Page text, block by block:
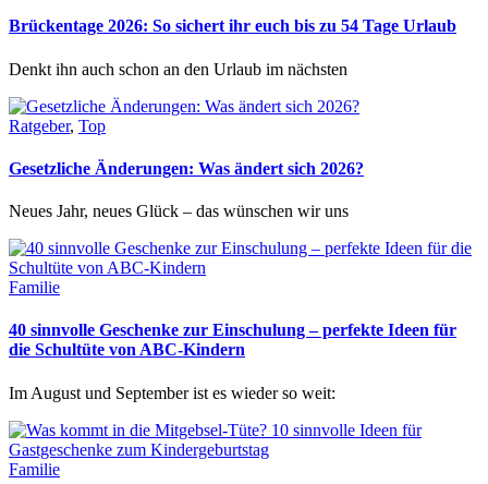
Brückentage 2026: So sichert ihr euch bis zu 54 Tage Urlaub
Denkt ihn auch schon an den Urlaub im nächsten
Ratgeber, Top
Gesetzliche Änderungen: Was ändert sich 2026?
Neues Jahr, neues Glück – das wünschen wir uns
Familie
40 sinnvolle Geschenke zur Einschulung – perfekte Ideen für
die Schultüte von ABC-Kindern
Im August und September ist es wieder so weit:
Familie